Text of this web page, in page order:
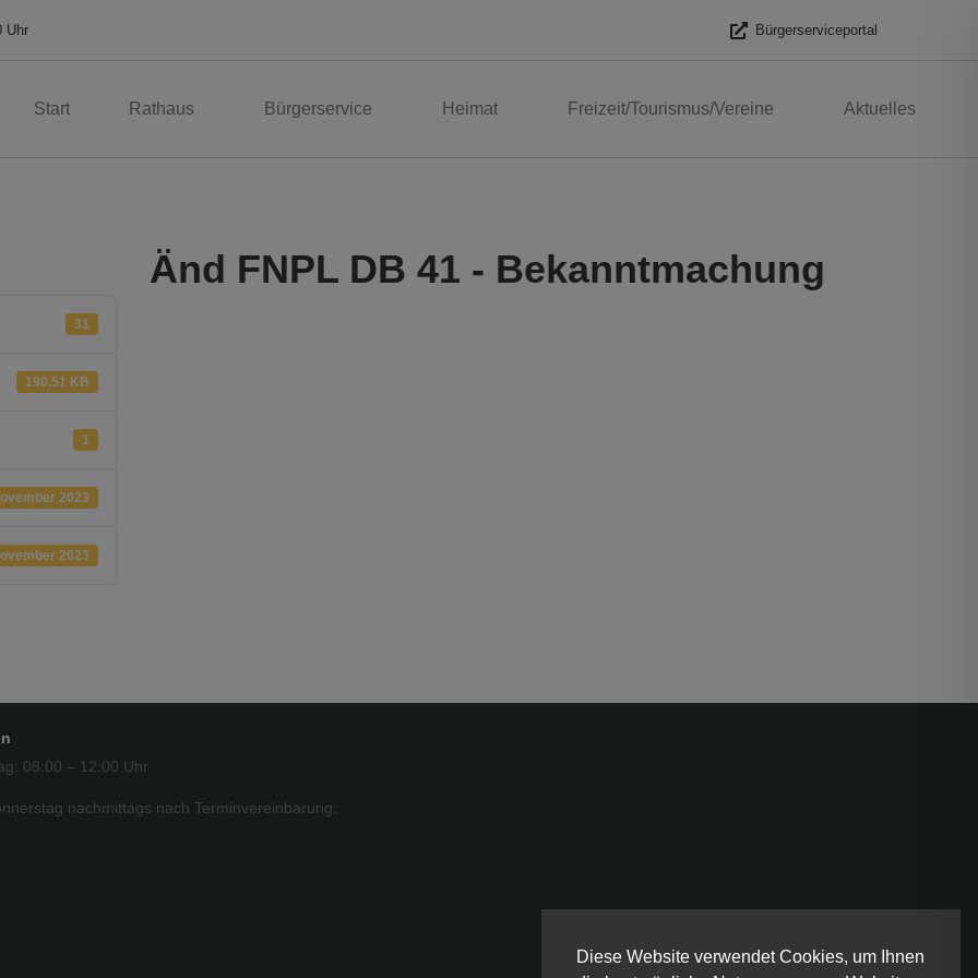
Uhr Bürgerserviceportal
Start Rathaus Bürgerservice Heimat Freizeit/Tourismus/Vereine Aktuelles
31
190.51 KB
1
2023
2023
Änd FNPL DB 41 - Bekanntmachung
08:00 – 12:00 Uhr
nachmittags nach Terminvereinbarung:
Diese Website verwendet Cookies, um Ihnen